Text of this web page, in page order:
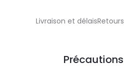
Livraison et